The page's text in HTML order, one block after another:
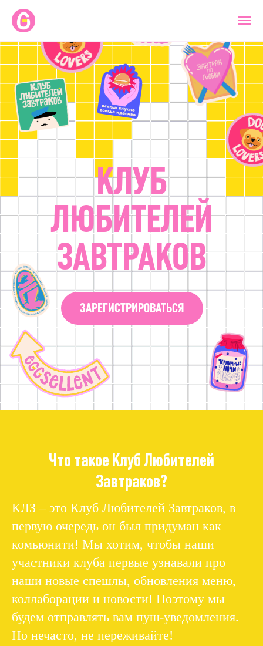
КЛУБ
ЛЮБИТЕЛЕЙ
ЗАВТРАКОВ
ЗАРЕГИСТРИРОВАТЬСЯ
Что такое Клуб Любителей
Завтраков?
КЛЗ – это Клуб Любителей Завтраков, в
первую очередь он был придуман как
комьюнити! Мы хотим, чтобы наши
участники клуба первые узнавали про
наши новые спешлы, обновления меню,
коллаборации и новости! Поэтому мы
будем отправлять вам пуш-уведомления.
Но нечасто, не переживайте!